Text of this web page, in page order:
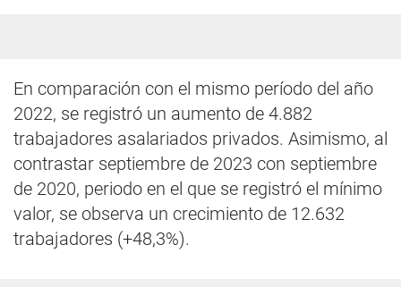
En comparación con el mismo período del año
2022, se registró un aumento de 4.882
trabajadores asalariados privados. Asimismo, al
contrastar septiembre de 2023 con septiembre
de 2020, periodo en el que se registró el mínimo
valor, se observa un crecimiento de 12.632
trabajadores (+48,3%).